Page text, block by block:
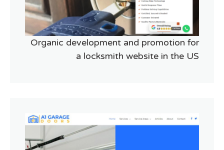
Organic development and promotion for
a locksmith website in the US